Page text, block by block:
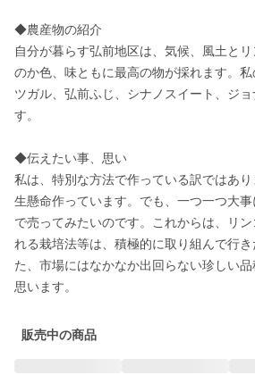
◆農産物の紹介
自分が暮らす弘前地区は、気候、風土と
のか色、味ともに最高の物が採れます。私
ツガル、弘前ふじ、シナノスイート、ジ
す。
◆伝えたい事、思い
私は、特別な方法で作っている訳ではあ
生懸命作っています。でも、一つ一つ大
で売ってみたいのです。これからは、リ
れる栽培法等は、積極的に取り組んで行
た、市場にはなかなか出回らない珍しい
思います。
販売中の商品